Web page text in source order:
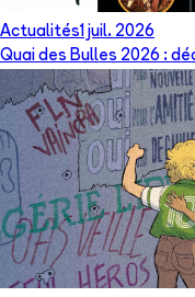
Actualités1 juil. 2026
Quai des Bulles 2026 :